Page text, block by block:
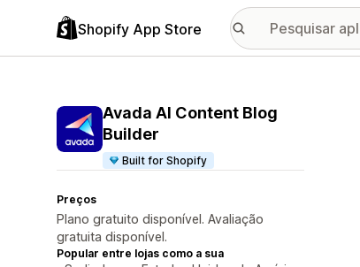
Shopify App Store
Avada AI Content Blog
Builder
Built for Shopify
Preços
Plano gratuito disponível. Avaliação
gratuita disponível.
Popular entre lojas como a sua